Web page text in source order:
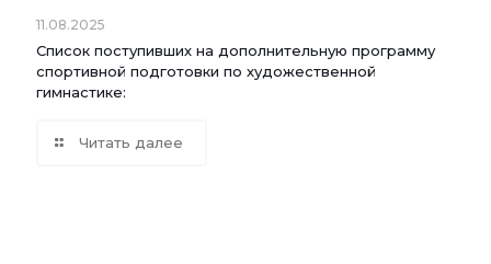
11.08.2025
Список поступивших на дополнительную программу
спортивной подготовки по художественной
гимнастике:
Читать далее